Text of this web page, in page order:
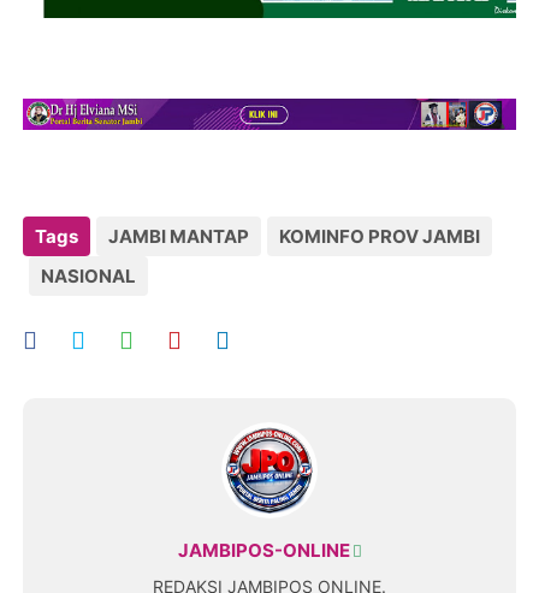
Tags JAMBI MANTAP
KOMINFO PROV JAMBI
NASIONAL
JAMBIPOS-ONLINE
REDAKSI JAMBIPOS ONLINE.